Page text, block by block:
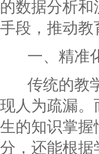
的数据分析
手段，推动教
一、精准化
传统的教学
现人为疏漏。
生的知识掌握
分，还能根据